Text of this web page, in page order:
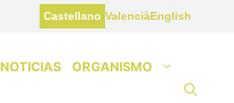
Castellano ValenciàEnglish
NOTICIAS ORGANISMO